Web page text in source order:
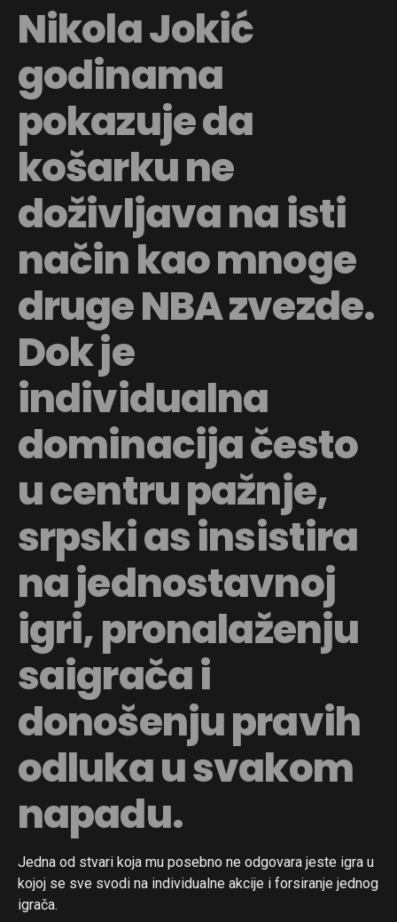
Nikola Jokić
godinama
pokazuje da
košarku ne
doživljava na isti
način kao mnoge
druge NBA zvezde.
Dok je
individualna
dominacija često
u centru pažnje,
srpski as insistira
na jednostavnoj
igri, pronalaženju
saigrača i
donošenju pravih
odluka u svakom
napadu.
Jedna od stvari koja mu posebno ne odgovara jeste igra u
kojoj se sve svodi na individualne akcije i forsiranje jednog
igrača.